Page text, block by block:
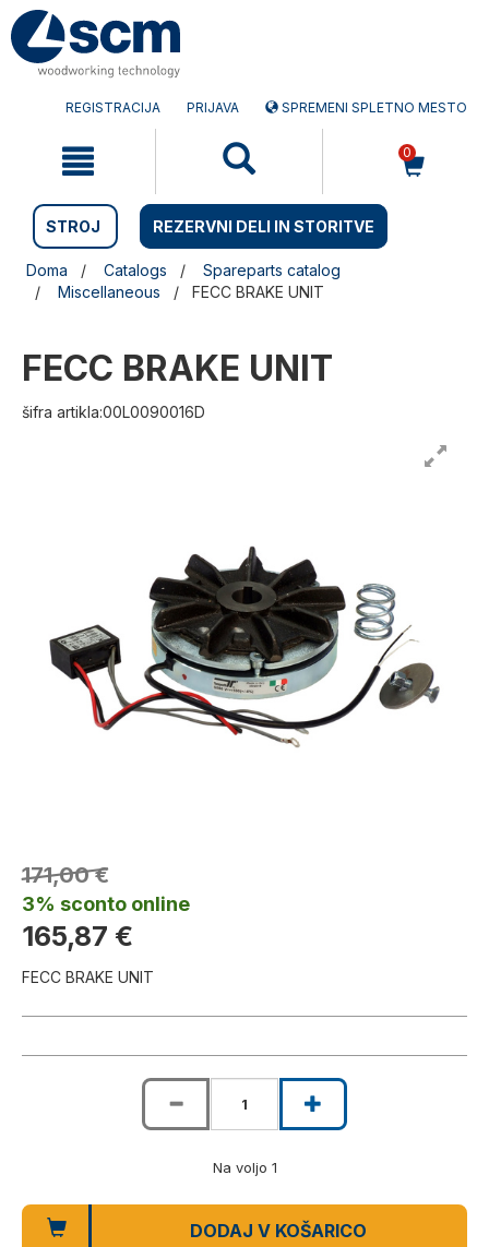
Preskočite
na
vsebino
Preskočite
na
navigacijski
REGISTRACIJA PRIJAVA SPREMENI SPLETNO MESTO
0
STROJ REZERVNI DELI IN STORITVE
Doma Catalogs
Spareparts catalog
Miscellaneous
FECC BRAKE UNIT
FECC BRAKE UNIT
šifra artikla:00L0090016D
171,00 €
3% sconto online
165,87 €
FECC BRAKE UNIT
Na voljo 1
DODAJ V KOŠARICO